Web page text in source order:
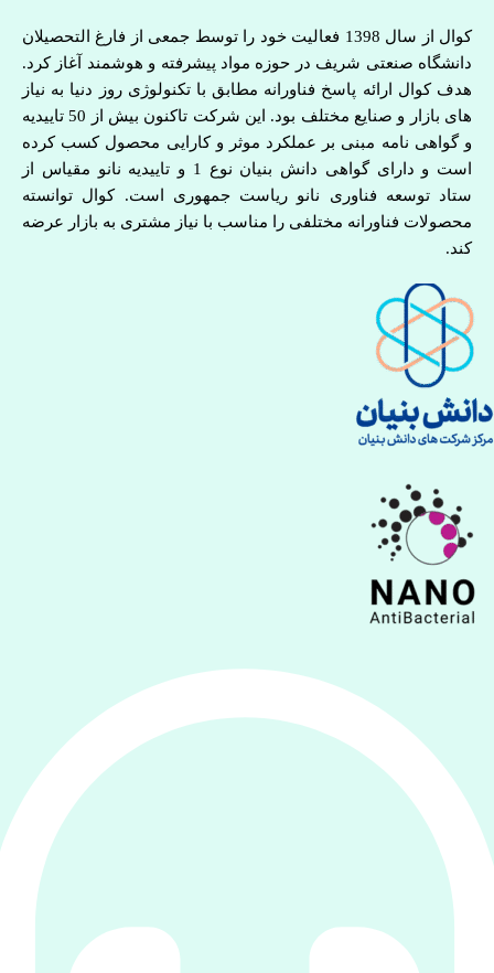
کوال از سال 1398 فعالیت خود را توسط جمعی از فارغ التحصیلان
دانشگاه صنعتی شریف در حوزه مواد پیشرفته و هوشمند آغاز کرد.
هدف کوال ارائه پاسخ فناورانه مطابق با تکنولوژی روز دنیا به نیاز
های بازار و صنایع مختلف بود. این شرکت تاکنون بیش از 50 تاییدیه
و گواهی نامه مبنی بر عملکرد موثر و کارایی محصول کسب کرده
است و دارای گواهی دانش بنیان نوع 1 و تاییدیه نانو مقیاس از
ستاد توسعه فناوری نانو ریاست جمهوری است. کوال توانسته
محصولات فناورانه مختلفی را مناسب با نیاز مشتری به بازار عرضه
کند.